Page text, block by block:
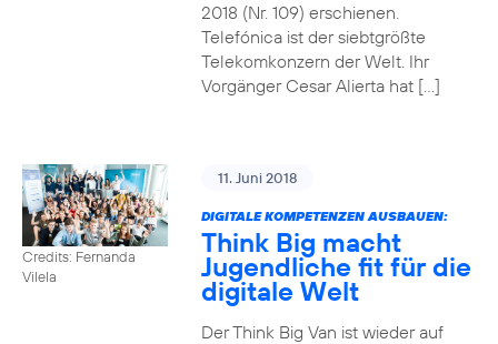
2018 (Nr. 109) erschienen.
Telefónica ist der siebtgrößte
Telekomkonzern der Welt. Ihr
Vorgänger Cesar Alierta hat […]
Credits: Fernanda
Vilela
11. Juni 2018
DIGITALE KOMPETENZEN AUSBAUEN:
Think Big macht
Jugendliche fit für die
digitale Welt
Der Think Big Van ist wieder auf